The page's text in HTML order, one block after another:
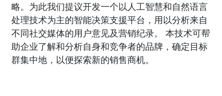
略。为此我们提议开发一个以人工智慧和自然语言
处理技术为主的智能决策支援平台，用以分析来自
不同社交媒体的用户意见及营销纪录。 本技术可帮
助企业了解和分析自身和竞争者的品牌，确定目标
群集中地，以便探索新的销售商机。